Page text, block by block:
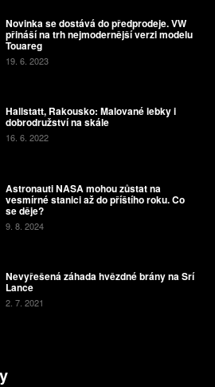
Novinka se dostává do předprodeje. VW
přináší na trh nejmodernější verzi modelu
Touareg
19. 6. 2023
Hallstatt, Rakousko: Malované lebky i
dobrodružství na skále
16. 6. 2022
Astronauti NASA mohou zůstat na
vesmírné stanici až do příštího roku. Co
se děje?
9. 8. 2024
Nevyřešená záhada hvězdné brány na Srí
Lance
2. 7. 2021